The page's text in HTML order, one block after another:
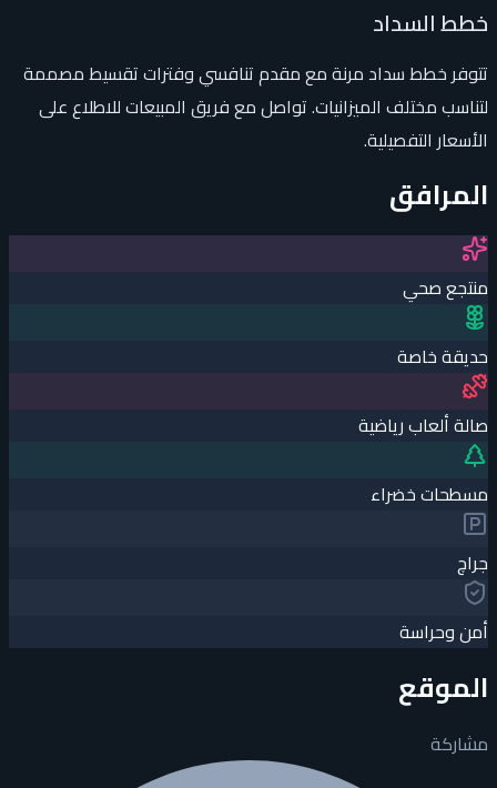
خطط السداد
تتوفر خطط سداد مرنة مع مقدم تنافسي وفترات تقسيط مصممة
لتناسب مختلف الميزانيات. تواصل مع فريق المبيعات للاطلاع على
الأسعار التفصيلية.
المرافق
منتجع صحي
حديقة خاصة
صالة ألعاب رياضية
مسطحات خضراء
جراچ
أمن وحراسة
الموقع
مشاركة